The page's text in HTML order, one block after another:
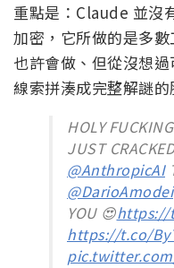
重點是：Claude 並沒
加密，它所做的是多
也許會做、但從沒想
線索拼湊成完整解謎的
HOLY
JUST
@AnthropicAI
@DarioAmodei
YOU 😍https://
https://t.co/